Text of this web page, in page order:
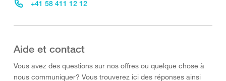
+41 58 411 12 12
Aide et contact
Vous avez des questions sur nos offres ou quelque chose à
nous communiquer? Vous trouverez ici des réponses ainsi